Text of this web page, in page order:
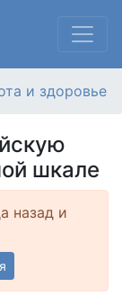
и здоровье
шкале
назад и